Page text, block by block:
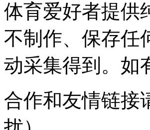
体育爱好者提供
不制作、保存任
动采集得到。如
合作和友情链接